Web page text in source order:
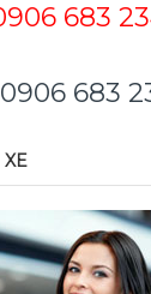
683
0906 683